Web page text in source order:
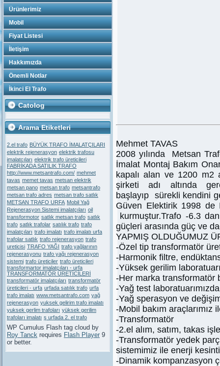
Ürünlerimiz
Mobil
Fiyat Listesi
İletişim
Hakkımızda
Önemli Notlar
İkinci El Trafo
Catolog
Arama Etiketleri
2.el trafo BÜYÜK TRAFO İMALATÇILARI
elektrik rejenerasyon elektrik trafosu
imalatcıları elektrik trafo üreticileri
FABRİKADA SATILIK TRAFO
http://www.metsantrafo.com/ mehmet
tavas memet tavas metsan elektrik
metsan pano metsan trafo metsantrafo
metsan trafo adres metsan trafo satlık
METSAN TRAFO URFA Mobil Yağ
Rejenerasyon Sistemi imalatçıları oil
transformotor satlık metsan trafo satlık
trafo satlık trafolar satılık trafo trafo
imalatçıları trafo imalatı trafo imalatı urfa
trafolar satlık trafo rejenerasyon trafo
ureticisi TRAFO YAĞI trafo yağlarının
rejenerasyonu trafo yağı rejenerasyon
sistemi trafo üreticiler trafo üreticileri
transformartor imalatçıları - urfa
TRANSFORMATÖR ÜRETİCİLERİ
transformatör imalatçıları transformatör
üreticileri - urfa urfada satılık trafo urfa
trafo imalatı www.metsantrafo.com yağ
rejenerasyon yuksek gelirim trafo imalatı
yuksek gerlim trafoları yüksek gerilim
trafoları imalatı ş urfada 2. el trafo
WP Cumulus Flash tag cloud by
Roy Tanck requires Flash Player 9
or better.
Mehmet TAVAS
2008 yılında Metsan
İmalat Montaj Bakım
kapalı alan ve 1200 m2
şirketi adı altında
başlayıp sürekli kendini
Güven Elektirik 1998
kurmuştur.Trafo -6.3
güçleri arasında güç ve
YAPMIŞ OLDUĞUMUZ
-Özel tip transformatör
-Harmonik filtre,
-Yüksek gerilim
-Her marka transformatör
-Yağ test
-Yağ sperasyon ve
-Mobil bakım araçlarımız
-Transformatör
-2.el alım, satım, takas
-Transformatör yedek
sistemimiz ile enerji
-Dinamik kompanzasyon